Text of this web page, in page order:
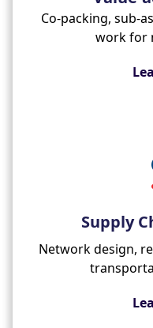
Co-packing, sub-
work for
Supply
Network design,